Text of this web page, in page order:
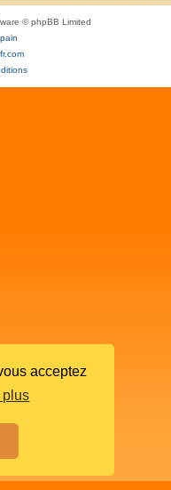
acceptez
plus
c
© phpBB Limited